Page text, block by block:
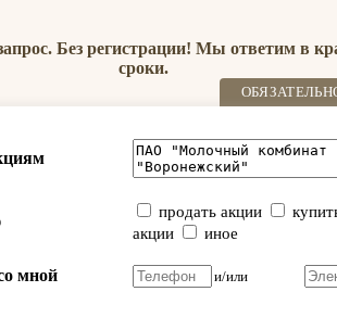
Без регистрации! Мы ответим в
сроки.
продать акции
акции
иное
мной и/или